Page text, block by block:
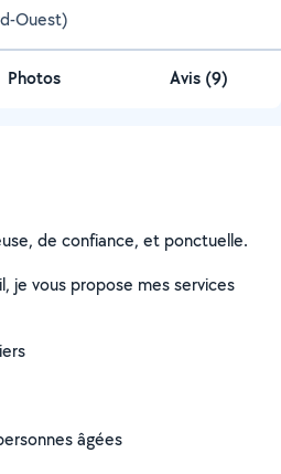
Ouest)
Photos Avis (9)
de confiance, et ponctuelle.
je vous propose mes services
âgées